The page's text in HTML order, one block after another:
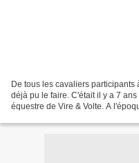
De tous les cavaliers
déjà pu le faire. C'était il y a 7
équestre de Vire & Volte. A